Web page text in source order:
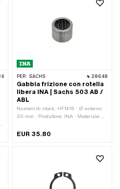
PER: SACHS 28648
Gabbia frizione con rotella
libera INA | Sachs 503 AB /
ABL
Numero di stock: HF1416 · Ø esterno:
20 mm · Produttore: INA · Materiale:
Ø interno: 14 mm · Altezza: 15.9 mm
EUR 35.80